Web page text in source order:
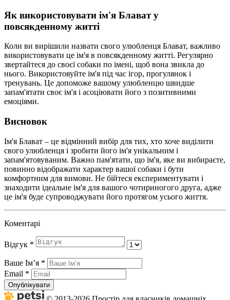
Як використовувати ім'я Блават у
повсякденному житті
Коли ви вирішили назвати свого улюбленця Блават, важливо
використовувати це ім'я в повсякденному житті. Регулярно
звертайтеся до своєї собаки по імені, щоб вона звикла до
нього. Використовуйте ім'я під час ігор, прогулянок і
тренувань. Це допоможе вашому улюбленцю швидше
запам'ятати своє ім'я і асоціювати його з позитивними
емоціями.
Висновок
Ім'я Блават – це відмінний вибір для тих, хто хоче виділити
свого улюбленця і зробити його ім'я унікальним і
запам'ятовуваним. Важно пам'ятати, що ім'я, яке ви вибираєте,
повинно відображати характер вашої собаки і бути
комфортним для вимови. Не бійтеся експериментувати і
знаходити ідеальне ім'я для вашого чотириногого друга, адже
це ім'я буде супроводжувати його протягом усього життя.
Коментарі
Відгук *
Ваше Імʼя *
Email *
Опублікувати